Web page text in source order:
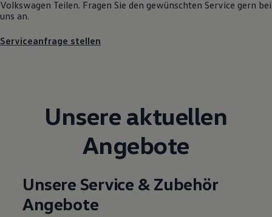
Motorenöl und Flüssigkeiten
Economy Service
Entertainment und Elektronik
Individualisieren
Wallbox und Ladekabel
Digitale Extras
Dienste für Ihr Modell finden
Volkswagen Apps, Login und Shop
Updates für Software, Karten und Radio
Vorgängermodelle
Volkswagen Teilen. Fragen Sie den gewünschten Service gern bei
uns an.
Serviceanfrage stellen
Unsere aktuellen
Angebote
Unsere Service & Zubehör
Angebote